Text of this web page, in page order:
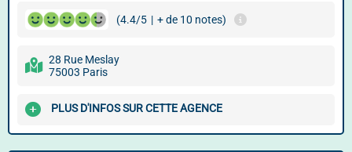
(4.4/5 | + de 10 notes)
28 Rue Meslay
75003 Paris
PLUS D'INFOS SUR CETTE AGENCE